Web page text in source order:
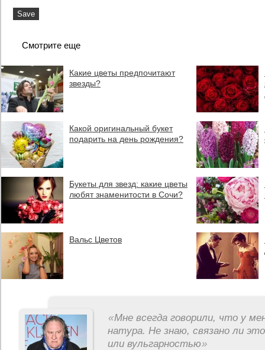
Смотрите еще
Какие цветы предпочитают
звезды?
Какой оригинальный букет
подарить на день рождения?
Букеты для звезд: какие цветы
любят знаменитости в Сочи?
Вальс Цветов
«Мне всегда говорили, что у
натура. Не знаю, связано ли
или вульгарностью»